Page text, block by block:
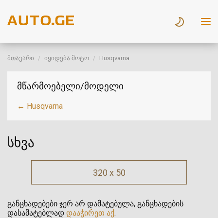
მთავარი იყიდება მოტო Husqvarna
მწარმოებელი/მოდელი
← Husqvarna
სხვა
320 x 50
განცხადებები ჯერ არ დამატებულა, განცხადების
დასამატებლად დააჭირეთ აქ.